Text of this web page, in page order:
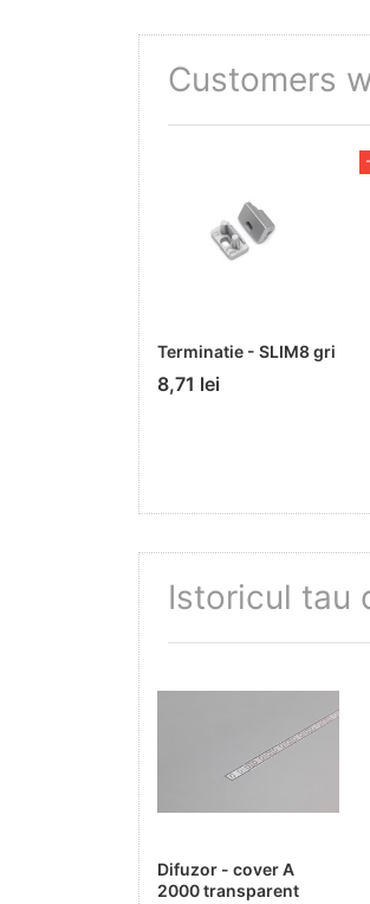
Customers
Terminatie - SLIM8 gri
8,71 lei
Istoricul tau
Difuzor - cover A
2000 transparent